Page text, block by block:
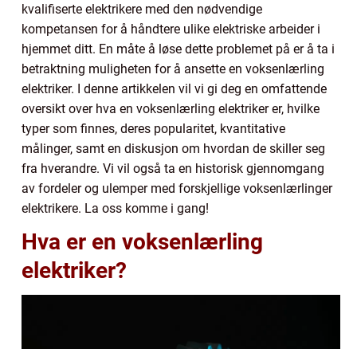
kvalifiserte elektrikere med den nødvendige
kompetansen for å håndtere ulike elektriske arbeider i
hjemmet ditt. En måte å løse dette problemet på er å ta i
betraktning muligheten for å ansette en voksenlærling
elektriker. I denne artikkelen vil vi gi deg en omfattende
oversikt over hva en voksenlærling elektriker er, hvilke
typer som finnes, deres popularitet, kvantitative
målinger, samt en diskusjon om hvordan de skiller seg
fra hverandre. Vi vil også ta en historisk gjennomgang
av fordeler og ulemper med forskjellige voksenlærlinger
elektrikere. La oss komme i gang!
Hva er en voksenlærling
elektriker?